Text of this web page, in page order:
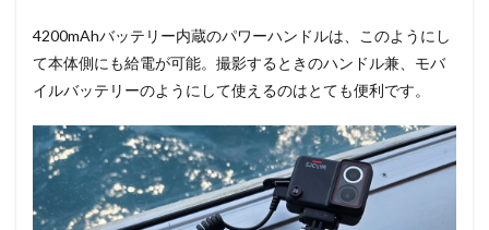
4200mAhバッテリー内蔵のパワーハンドルは、このようにし
て本体側にも給電が可能。撮影するときのハンドル兼、モバ
イルバッテリーのようにして使えるのはとても便利です。